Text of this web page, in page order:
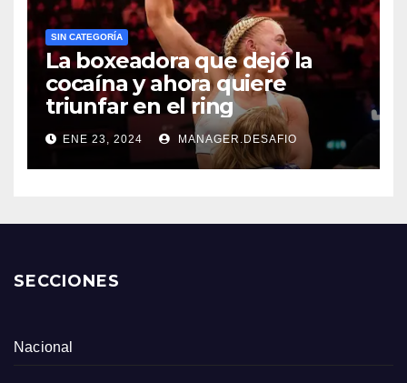
SIN CATEGORÍA
La boxeadora que dejó la
cocaína y ahora quiere
triunfar en el ring​
ENE 23, 2024 MANAGER.DESAFIO
SECCIONES
Nacional